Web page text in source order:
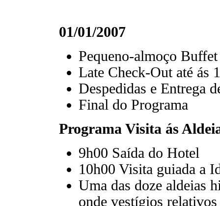
01/01/2007
Pequeno-almoço
Late Check-Out até ás
Despedidas e Entrega
Final do Programa
Programa Visita ás
9h00 Saída do Hotel
10h00 Visita guiada a
Uma das doze aldeias
onde vestígios relativos